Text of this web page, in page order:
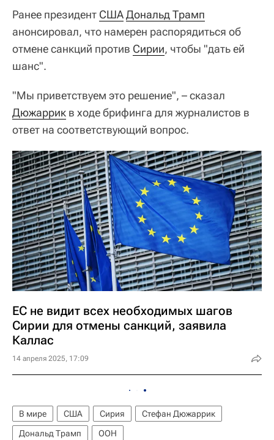
Ранее президент СШАДональд Трамп
анонсировал, что намерен распорядиться об
отмене санкций против Сирии, чтобы "дать ей
шанс".
"Мы приветствуем это решение", – сказал
Дюжаррик в ходе брифинга для журналистов в
ответ на соответствующий вопрос.
ЕС не видит всех необходимых шагов
Сирии для отмены санкций, заявила
Каллас
14 апреля 2025, 17:09
В мире США Сирия
Стефан Дюжаррик
Дональд Трамп
ООН